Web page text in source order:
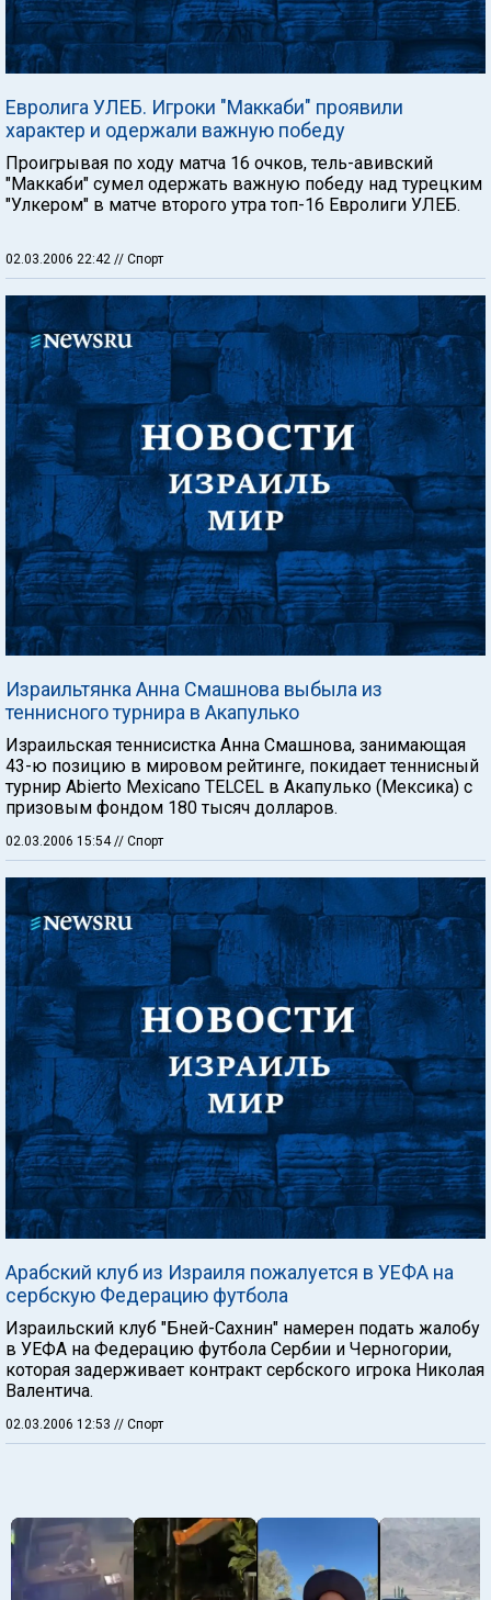
Евролига УЛЕБ. Игроки "Маккаби" проявили
характер и одержали важную победу
Проигрывая по ходу матча 16 очков, тель-авивский
"Маккаби" сумел одержать важную победу над турецким
"Улкером" в матче второго утра топ-16 Евролиги УЛЕБ.
02.03.2006 22:42 // Спорт
Израильтянка Анна Смашнова выбыла из
теннисного турнира в Акапулько
Израильская теннисистка Анна Смашнова, занимающая
43-ю позицию в мировом рейтинге, покидает теннисный
турнир Abierto Mexicano TELCEL в Акапулько (Мексика) с
призовым фондом 180 тысяч долларов.
02.03.2006 15:54// Спорт
Арабский клуб из Израиля пожалуется в УЕФА на
сербскую Федерацию футбола
Израильский клуб "Бней-Сахнин" намерен подать жалобу
в УЕФА на Федерацию футбола Сербии и Черногории,
которая задерживает контракт сербского игрока Николая
Валентича.
02.03.2006 12:53 // Спорт